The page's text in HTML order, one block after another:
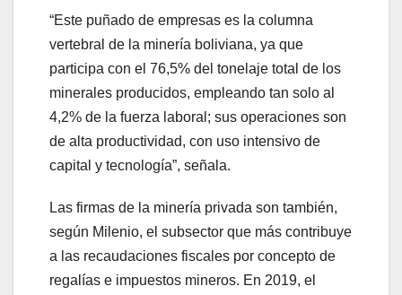
“Este puñado de empresas es la columna
vertebral de la minería boliviana, ya que
participa con el 76,5% del tonelaje total de los
minerales producidos, empleando tan solo al
4,2% de la fuerza laboral; sus operaciones son
de alta productividad, con uso intensivo de
capital y tecnología”, señala.
Las firmas de la minería privada son también,
según Milenio, el subsector que más contribuye
a las recaudaciones fiscales por concepto de
regalías e impuestos mineros. En 2019, el